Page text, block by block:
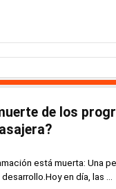
de los
está muerta: Una
en día, las ...